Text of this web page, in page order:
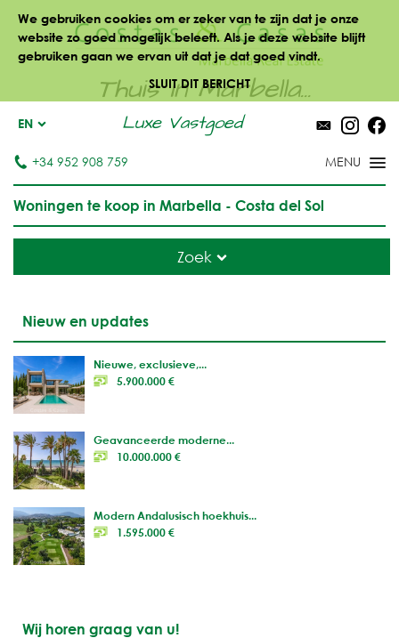
We gebruiken cookies om er zeker van te zijn dat je onze
website zo goed mogelijk beleeft. Als je deze website blijft
gebruiken gaan we ervan uit dat je dat goed vindt.
SLUIT DIT BERICHT
Thuis in Marbella...
Luxe Vastgoed
EN
+34 952 908 759
Woningen te koop in Marbella - Costa del Sol
Zoek
Nieuw en updates
Nieuwe, exclusieve,...
5.900.000 €
Geavanceerde moderne...
10.000.000 €
Modern Andalusisch hoekhuis...
1.595.000 €
Wij horen graag van u!